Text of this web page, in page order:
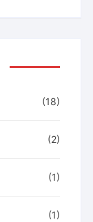
(18)
(2)
(1)
(1)